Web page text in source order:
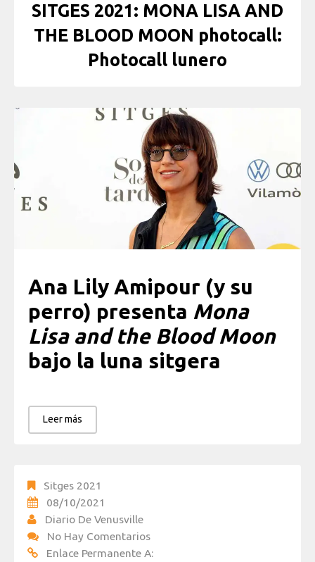
SITGES 2021: MONA LISA AND
THE BLOOD MOON photocall:
Photocall lunero
Ana Lily Amipour (y su
perro) presenta Mona
Lisa and the Blood Moon
bajo la luna sitgera
Leer más
Sitges 2021
08/10/2021
Diario De Venusville
No Hay Comentarios
Enlace Permanente A: